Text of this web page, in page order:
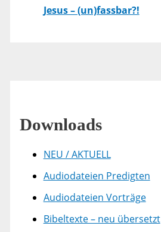
Jesus – (un)fassbar?!
Downloads
NEU / AKTUELL
Audiodateien Predigten
Audiodateien Vorträge
Bibeltexte – neu übersetzt